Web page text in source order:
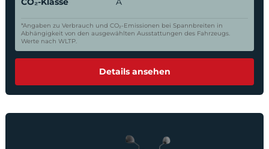
*Angaben zu Verbrauch und CO₂-Emissionen bei Spannbreiten in
Abhängigkeit von den ausgewählten Ausstattungen des Fahrzeugs.
Werte nach WLTP.
Details ansehen